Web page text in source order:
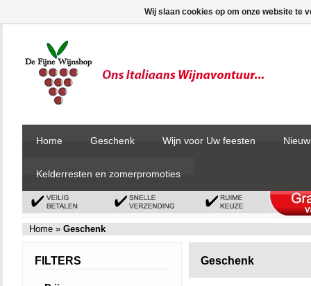
Home Geschenk Wijn voor Uw feesten
Kelderresten en zomerpromoties
Home » Geschenk
Geschenk
FILTERS
Wij slaan cookies op om onze website te